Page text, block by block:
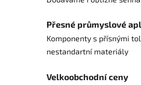
Přesné průmyslové
Komponenty s přísnými
nestandartní materiály
Velkoobchodní ceny